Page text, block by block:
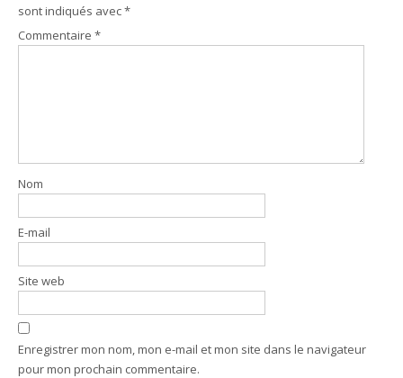
sont indiqués avec*
Commentaire *
Nom
E-mail
Site web
Enregistrer mon nom, mon e-mail et mon site dans le navigateur
pour mon prochain commentaire.